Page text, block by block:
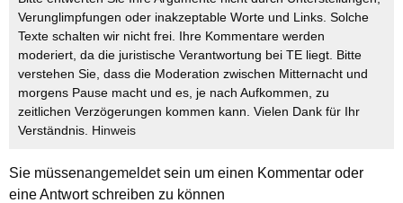
Verunglimpfungen oder inakzeptable Worte und Links. Solche
Texte schalten wir nicht frei. Ihre Kommentare werden
moderiert, da die juristische Verantwortung bei TE liegt. Bitte
verstehen Sie, dass die Moderation zwischen Mitternacht und
morgens Pause macht und es, je nach Aufkommen, zu
zeitlichen Verzögerungen kommen kann. Vielen Dank für Ihr
Verständnis. Hinweis
Sie müssenangemeldetsein um einen Kommentar oder
eine Antwort schreiben zu können